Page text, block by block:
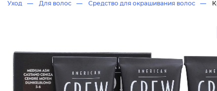
Уход Для волос Средство для окрашивания волос